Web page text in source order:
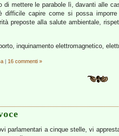
di mettere le parabole lì, davanti alle
difficile capire come si possa
preposte alla salute ambientale,
inquinamento elettromagnetico,
| 16 commenti »
parlamentari a cinque stelle, vi